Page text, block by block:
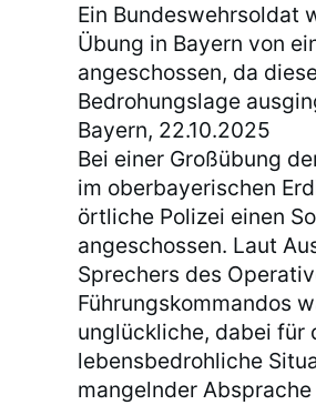
Ein Bundeswehrsoldat
Übung in Bayern von
angeschossen, da
Bedrohungslage
Bayern, 22.10.2025
Bei einer Großübung
im oberbayerischen
örtliche Polizei einen
angeschossen. Laut
Sprechers des
Führungskommandos
unglückliche, dabei für
lebensbedrohliche
mangelnder